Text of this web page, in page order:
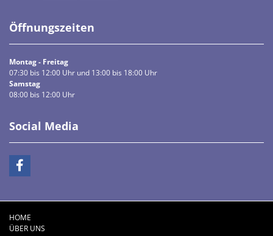
Öffnungszeiten
Montag - Freitag
07:30 bis 12:00 Uhr und 13:00 bis 18:00 Uhr
Samstag
08:00 bis 12:00 Uhr
Social Media
HOME
ÜBER UNS